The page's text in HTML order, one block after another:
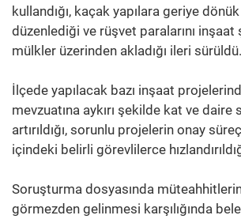
kullandığı, kaçak yapılara geriye
düzenlediği ve rüşvet paralarını
mülkler üzerinden akladığı ileri sürüldü.
İlçede yapılacak bazı inşaat
mevzuatına aykırı şekilde kat ve daire
artırıldığı, sorunlu projelerin onay
içindeki belirli görevlilerce
Soruşturma dosyasında
görmezden gelinmesi karşılığında